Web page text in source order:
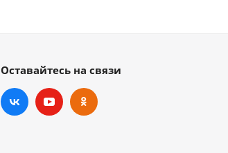
Оставайтесь на связи